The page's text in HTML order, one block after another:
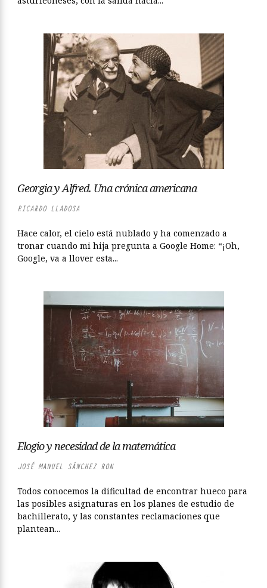
Georgia y Alfred. Una crónica americana
RICARDO LLADOSA
Hace calor, el cielo está nublado y ha comenzado a
tronar cuando mi hija pregunta a Google Home: “¡Oh,
Google, va a llover esta...
Elogio y necesidad de la matemática
JOSÉ MANUEL SÁNCHEZ RON
Todos conocemos la dificultad de encontrar hueco para
las posibles asignaturas en los planes de estudio de
bachillerato, y las constantes reclamaciones que
plantean...